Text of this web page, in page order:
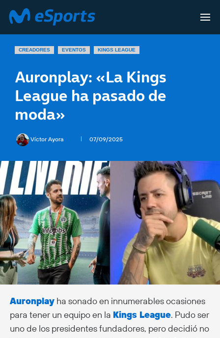
CREADORES EVENTOS KINGS LEAGUE
Auronplay: «La Kings
League ha pasado de
moda»
Víctor Ayora 07/09/2025
Auronplay ha sonado en innumerables ocasiones
para tener un equipo en la Kings League. Pudo ser
uno de los presidentes fundadores, pero decidió no